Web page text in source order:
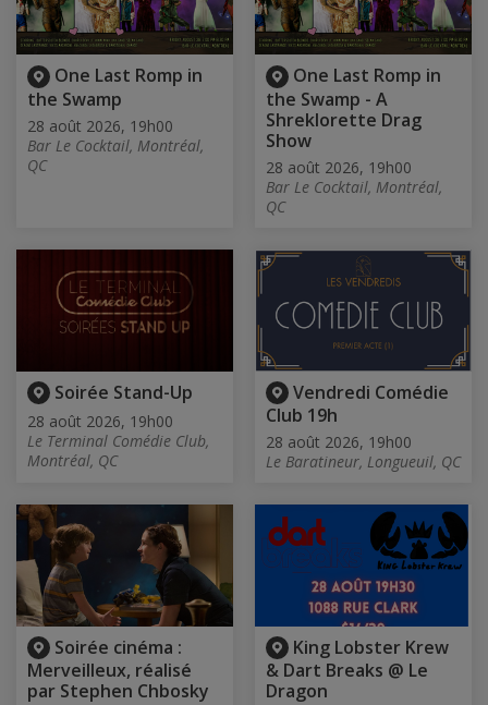
One Last Romp in
the Swamp
28 août 2026, 19h00
Bar Le Cocktail, Montréal,
QC
One Last Romp in
the Swamp - A
Shreklorette Drag
Show
28 août 2026, 19h00
Bar Le Cocktail, Montréal,
QC
Soirée Stand-Up
28 août 2026, 19h00
Le Terminal Comédie Club,
Montréal, QC
Vendredi Comédie
Club 19h
28 août 2026, 19h00
Le Baratineur, Longueuil, QC
Soirée cinéma :
Merveilleux, réalisé
par Stephen Chbosky
King Lobster Krew
& Dart Breaks @ Le
Dragon